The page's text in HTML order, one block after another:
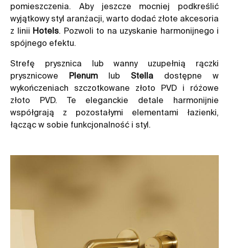
pomieszczenia. Aby jeszcze mocniej podkreślić
wyjątkowy styl aranżacji, warto dodać złote akcesoria
z linii Hotels . Pozwoli to na uzyskanie harmonijnego i
spójnego efektu.
Strefę prysznica lub wanny uzupełnią rączki
prysznicowe Plenumlub Stella dostępne w
wykończeniach szczotkowane złoto PVD i różowe
złoto PVD. Te eleganckie detale harmonijnie
współgrają z pozostałymi elementami łazienki,
łącząc w sobie funkcjonalność i styl.